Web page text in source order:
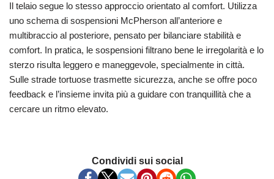
Il telaio segue lo stesso approccio orientato al comfort. Utilizza
uno schema di sospensioni McPherson all’anteriore e
multibraccio al posteriore, pensato per bilanciare stabilità e
comfort. In pratica, le sospensioni filtrano bene le irregolarità e lo
sterzo risulta leggero e maneggevole, specialmente in città.
Sulle strade tortuose trasmette sicurezza, anche se offre poco
feedback e l’insieme invita più a guidare con tranquillità che a
cercare un ritmo elevato.
Condividi sui social